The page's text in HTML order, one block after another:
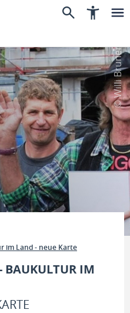
© Willi Brunen
im Land - neue Karte
BAUKULTUR IM